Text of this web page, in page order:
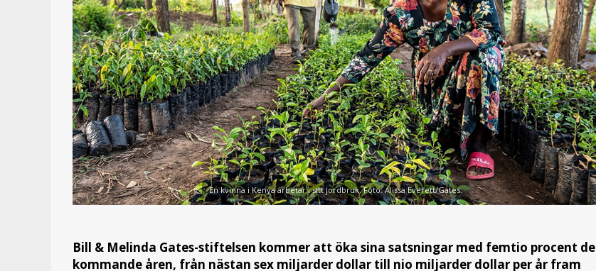
En kvinna i Kenya arbetar i sitt jordbruk. Foto: Alissa Everett/Gates.
Bill & Melinda Gates-stiftelsen kommer att öka sina satsningar med femtio procent de
kommande åren, från nästan sex miljarder dollar till nio miljarder dollar per år fram